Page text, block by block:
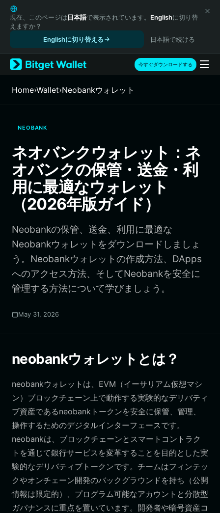
English
日本語
Tiếng Việt
Español (Latinoamérica)
Türkçe
Français
繁體中文
Bahasa Indonesia
ภาษาไทย
हिन्दी
Español
Português (Brasil)
現在、このページは日本語で表示されています。 Englishに切り替
えますか？
Englishに切り替える
日本語で続ける
今すぐダウンロードする
Home›Wallet›Neobankウォレット
NEOBANK
ネオバンクウォレット：ネ
オバンクの保管・送金・利
用に最適なウォレット
（2026年版ガイド）
Neobankの保管、送金、利用に最適な
Neobankウォレットをダウンロードしましょ
う。Neobankウォレットの作成方法、DApps
へのアクセス方法、そしてNeobankを安全に
管理する方法について学びましょう。
May 31, 2026
neobankウォレットとは？
neobankウォレットは、EVM（イーサリアム仮想マシ
ン）ブロックチェーン上で動作する実験的なデリバティ
ブ資産であるneobankトークンを安全に保管、管理、
操作するためのデジタルインターフェースです。
neobankは、ブロックチェーンとスマートコントラク
トを通じて銀行サービスを変革することを目的とした実
験的なデリバティブトークンです。チームはフィンテッ
クやオンチェーン開発のバックグラウンドを持ち（公開
情報は限定的）、プログラム可能なアカウントと分散型
ガバナンスに重点を置いています。開発者や暗号資産コ